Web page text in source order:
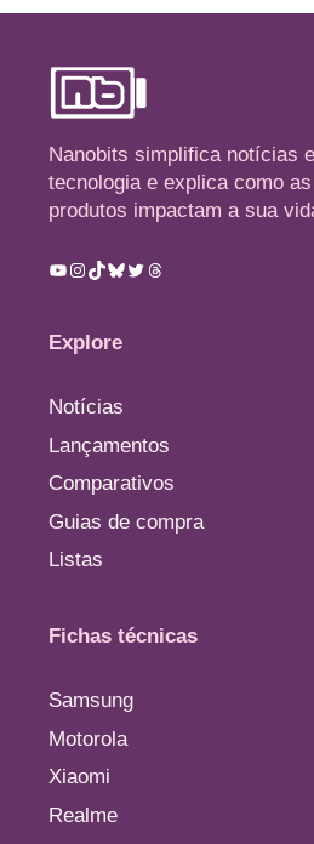
Nanobits simplifica notícias
tecnologia e explica como
produtos impactam a sua
Youtube
Instagram
TikTok
Bluesky
TwitterThreads
Explore
Notícias
Lançamentos
Comparativos
Guias de compra
Listas
Fichas técnicas
Samsung
Motorola
Xiaomi
Realme